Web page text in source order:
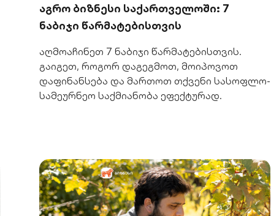
აგრო ბიზნესი საქართველოში: 7
ნაბიჯი წარმატებისთვის
აღმოაჩინეთ 7 ნაბიჯი წარმატებისთვის.
გაიგეთ, როგორ დაგეგმოთ, მოიპოვოთ
დაფინანსება და მართოთ თქვენი სასოფლო-
სამეურნეო საქმიანობა ეფექტურად.